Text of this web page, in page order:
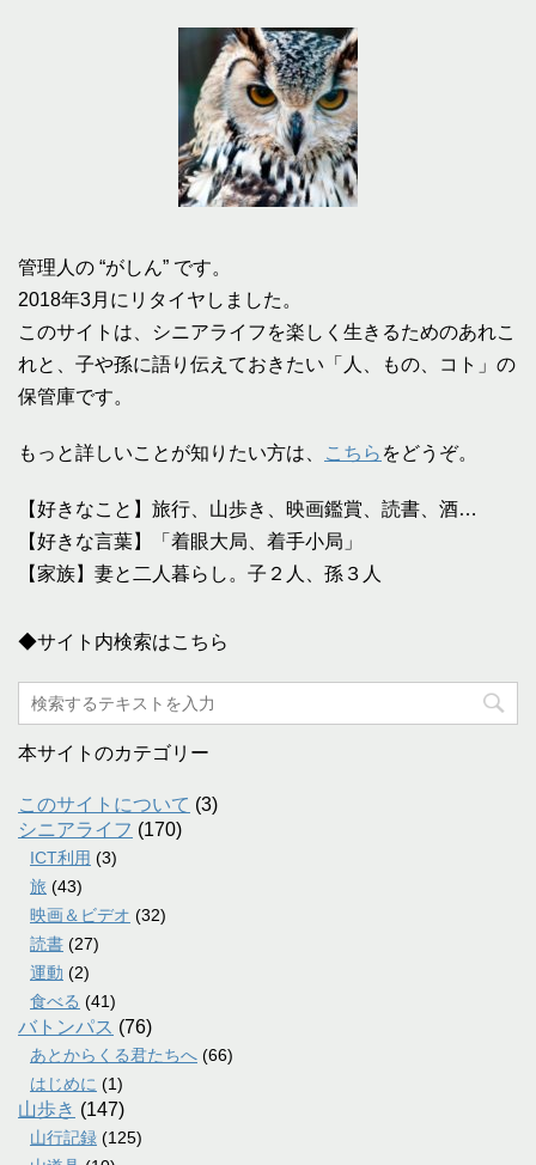
管理人の “がしん” です。
2018年3月にリタイヤしました。
このサイトは、シニアライフを楽しく生きるためのあれこ
れと、子や孫に語り伝えておきたい「人、もの、コト」の
保管庫です。
もっと詳しいことが知りたい方は、 こちら をどうぞ。
【好きなこと】旅行、山歩き、映画鑑賞、読書、酒…
【好きな言葉】「着眼大局、着手小局」
【家族】妻と二人暮らし。子２人、孫３人
◆サイト内検索はこちら
本サイトのカテゴリー
このサイトについて (3)
シニアライフ (170)
ICT利用 (3)
旅 (43)
映画＆ビデオ (32)
読書 (27)
運動 (2)
食べる (41)
バトンパス (76)
あとからくる君たちへ (66)
はじめに (1)
山歩き (147)
山行記録 (125)